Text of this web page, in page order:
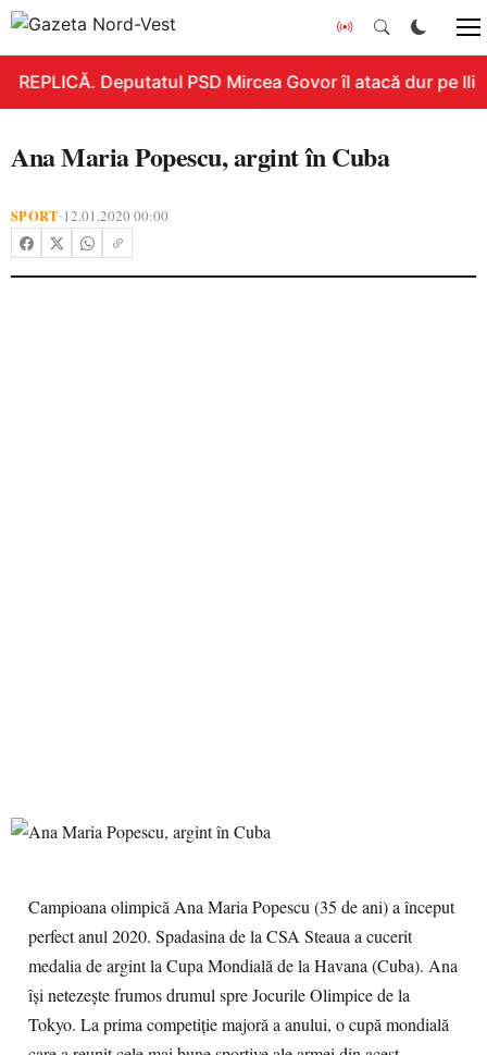
REPLICĂ. Deputatul PSD Mircea Govor îl atacă dur pe
Ana Maria Popescu, argint în Cuba
SPORT•12.01.2020 00:00
Campioana olimpică Ana Maria Popescu (35 de ani) a început
perfect anul 2020. Spadasina de la CSA Steaua a cucerit
medalia de argint la Cupa Mondială de la Havana (Cuba). Ana
își netezește frumos drumul spre Jocurile Olimpice de la
Tokyo. La prima competiție majoră a anului, o cupă mondială